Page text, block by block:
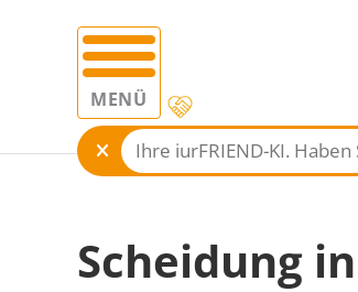
MENÜ
Scheidung